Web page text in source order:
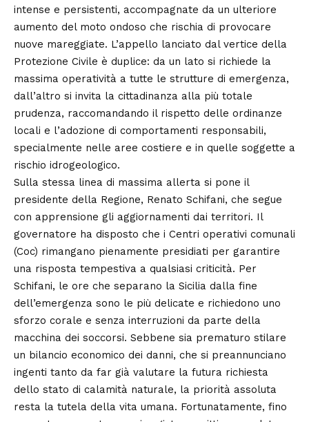
intense e persistenti, accompagnate da un ulteriore
aumento del moto ondoso che rischia di provocare
nuove mareggiate. L’appello lanciato dal vertice della
Protezione Civile è duplice: da un lato si richiede la
massima operatività a tutte le strutture di emergenza,
dall’altro si invita la cittadinanza alla più totale
prudenza, raccomandando il rispetto delle ordinanze
locali e l’adozione di comportamenti responsabili,
specialmente nelle aree costiere e in quelle soggette a
rischio idrogeologico.
Sulla stessa linea di massima allerta si pone il
presidente della Regione, Renato Schifani, che segue
con apprensione gli aggiornamenti dai territori. Il
governatore ha disposto che i Centri operativi comunali
(Coc) rimangano pienamente presidiati per garantire
una risposta tempestiva a qualsiasi criticità. Per
Schifani, le ore che separano la Sicilia dalla fine
dell’emergenza sono le più delicate e richiedono uno
sforzo corale e senza interruzioni da parte della
macchina dei soccorsi. Sebbene sia prematuro stilare
un bilancio economico dei danni, che si preannunciano
ingenti tanto da far già valutare la futura richiesta
dello stato di calamità naturale, la priorità assoluta
resta la tutela della vita umana. Fortunatamente, fino